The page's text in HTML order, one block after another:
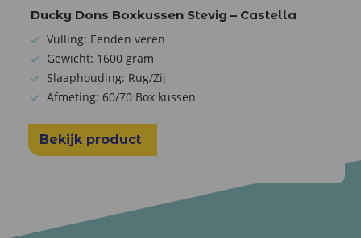
Ducky Dons Boxkussen Stevig – Castella
Vulling: Eenden veren
Gewicht: 1600 gram
Slaaphouding: Rug/Zij
Afmeting: 60/70 Box kussen
Bekijk product